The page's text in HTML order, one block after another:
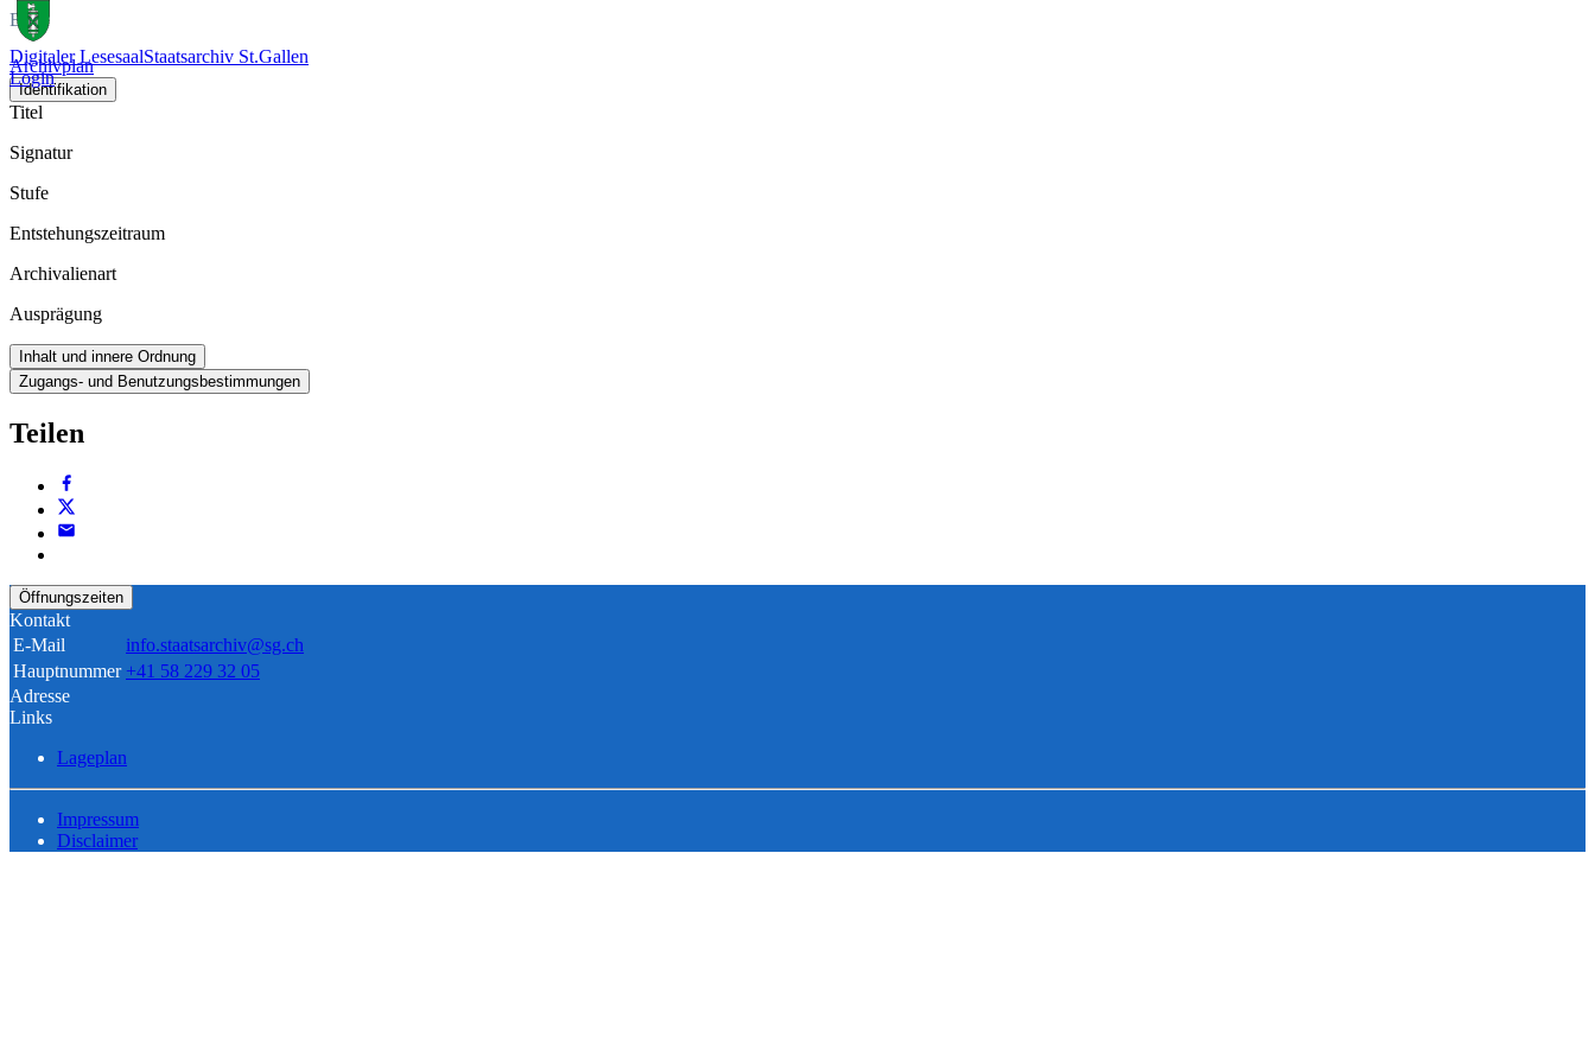
Digitaler LesesaalStaatsarchiv St.Gallen
Login
Buch
Archivplan
Identifikation
Titel
Signatur
Stufe
Entstehungszeitraum
Archivalienart
Ausprägung
Inhalt und innere Ordnung
Zugangs- und Benutzungsbestimmungen
Teilen
Öffnungszeiten
Kontakt
E-Mail
info.staatsarchiv@sg.ch
Hauptnummer +41 58 229 32 05
Adresse
Links
Lageplan
Impressum
Disclaimer